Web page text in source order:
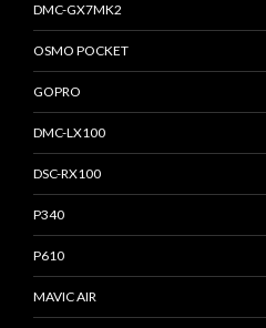
DMC-GX7MK2
OSMO POCKET
GOPRO
DMC-LX100
DSC-RX100
P340
P610
MAVIC AIR